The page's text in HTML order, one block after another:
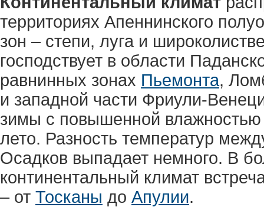
территориях Апеннинского
зон – степи, луга и
господствует в области
равнинных зонах Пьемонта,
и западной части Фриули-
зимы с повышенной
лето. Разность температур
Осадков выпадает немного. В
континентальный климат
– от Тосканы до Апулии.